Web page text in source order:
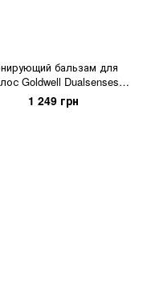
бальзам для
Goldwell Dualsenses
Cool Brown Холодный
коричневый 200 мл
1 249 грн